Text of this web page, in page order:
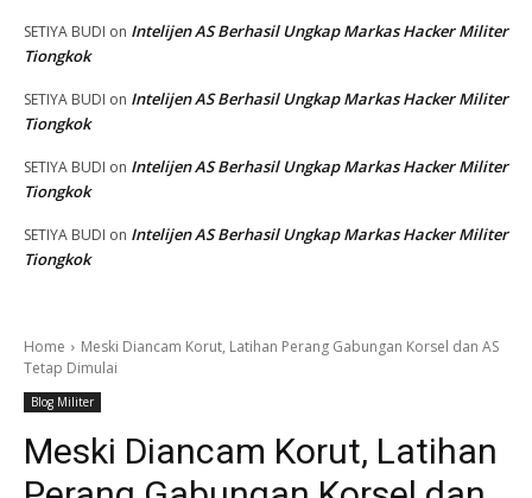
SETIYA BUDI on Intelijen AS Berhasil Ungkap Markas Hacker Militer
Tiongkok
SETIYA BUDI on Intelijen AS Berhasil Ungkap Markas Hacker Militer
Tiongkok
SETIYA BUDI on Intelijen AS Berhasil Ungkap Markas Hacker Militer
Tiongkok
SETIYA BUDI on Intelijen AS Berhasil Ungkap Markas Hacker Militer
Tiongkok